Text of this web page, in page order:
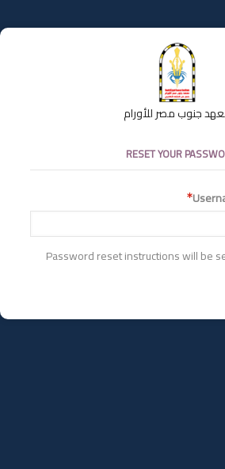
جنوب مصر للأورام
RESET YOUR
Password reset instructions will be